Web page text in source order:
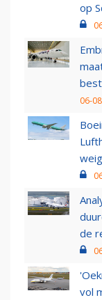
op
06-
de
vol